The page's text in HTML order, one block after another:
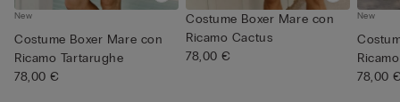
New
Costume Boxer Mare con
Ricamo Tartarughe
78,00 €
Costume Boxer Mare con
Ricamo Cactus
78,00 €
New
78,00